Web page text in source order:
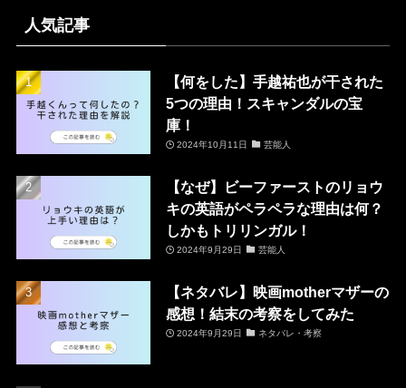
人気記事
【何をした】手越祐也が干された
5つの理由！スキャンダルの宝
庫！
2024年10月11日 芸能人
【なぜ】ビーファーストのリョウ
キの英語がペラペラな理由は何？
しかもトリリンガル！
2024年9月29日 芸能人
【ネタバレ】映画motherマザーの
感想！結末の考察をしてみた
2024年9月29日 ネタバレ・考察